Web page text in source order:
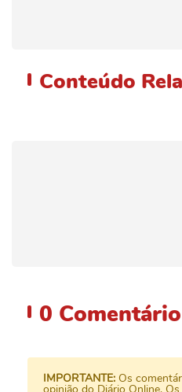
Conteúdo
0
IMPORTANTE: Os